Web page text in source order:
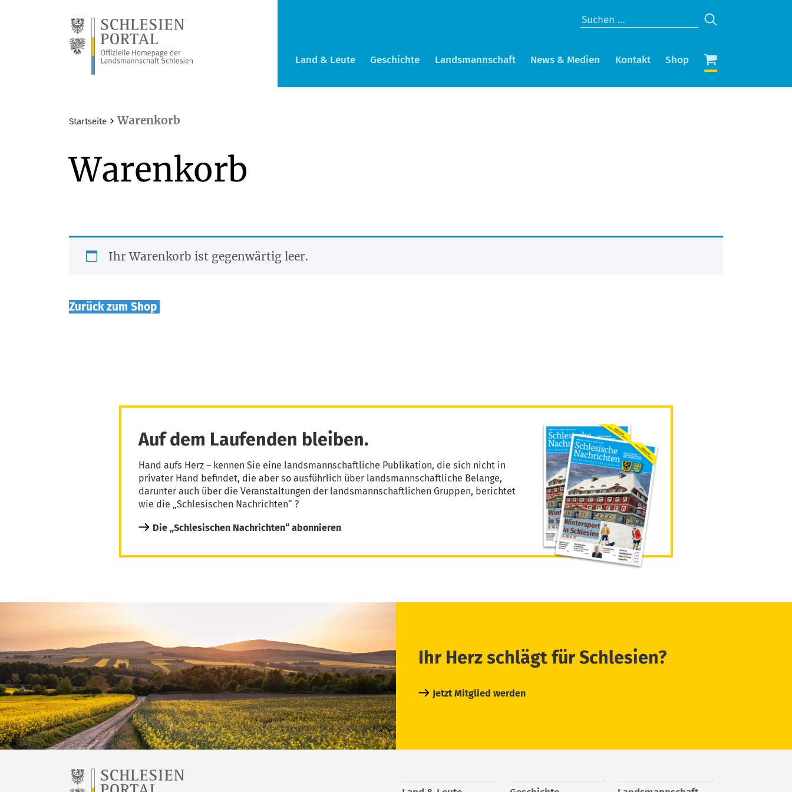
Land & Leute Geschichte Landsmannschaft News & Medien Kontakt Shop
Startseite ›Warenkorb
Warenkorb
Ihr Waren­korb ist gegen­wär­tig leer.
Zurück zum Shop
Auf dem Laufenden bleiben.
Hand aufs Herz – kennen Sie eine landsmannschaftliche Publikation, die sich nicht in
privater Hand befindet, die aber so ausführlich über landsmannschaftliche Belange,
darunter auch über die Veranstaltungen der landsmannschaftlichen Gruppen, berichtet
wie die „Schlesischen Nachrichten“ ?
Die „Schlesischen Nachrichten“ abonnieren
Ihr Herz schlägt für Schlesien?
Jetzt Mitglied werden